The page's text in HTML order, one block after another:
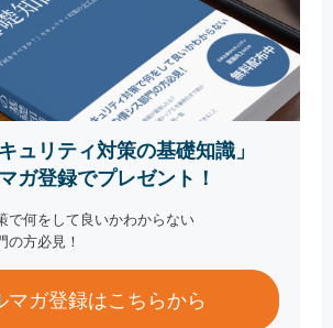
ュリティ対策の基礎知識」
ガ登録でプレゼント！
で何をして良いかわからない
の方必見！
マガ登録はこちらから